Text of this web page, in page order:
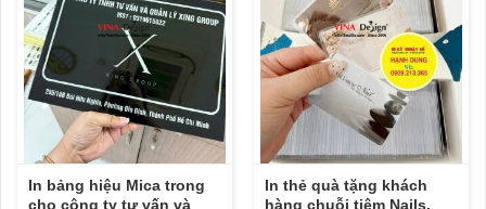
In bảng hiệu Mica trong
cho công ty tư vấn và
In thẻ quà tặng khách
hàng chuỗi tiệm Nails,